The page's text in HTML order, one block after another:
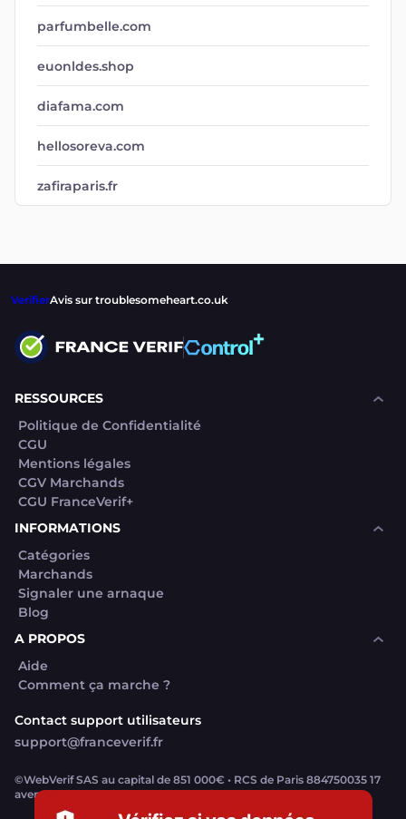
parfumbelle.com
euonldes.shop
diafama.com
hellosoreva.com
zafiraparis.fr
VerifierAvis sur troublesomeheart.co.uk
RESSOURCES
Politique de Confidentialité
CGU
Mentions légales
CGV Marchands
CGU FranceVerif+
INFORMATIONS
Catégories
Marchands
Signaler une arnaque
Blog
A PROPOS
Aide
Comment ça marche ?
Contact support utilisateurs
support@franceverif.fr
©WebVerif SAS au capital de 851 000€ • RCS de Paris 884750035 17
avenue Jean Moulin, 93100 Montreuil, France